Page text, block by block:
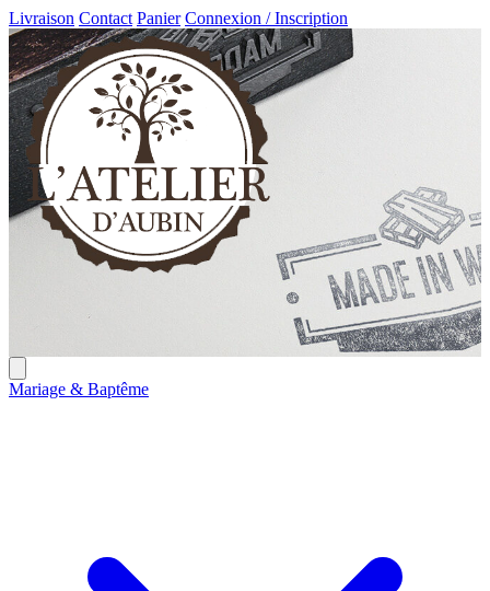
Livraison Contact Panier Connexion / Inscription
Mariage & Baptême